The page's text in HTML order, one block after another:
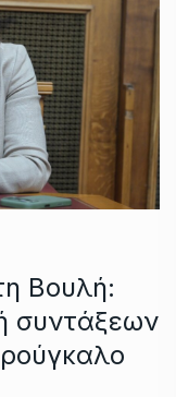
Βουλή:
συντάξεων